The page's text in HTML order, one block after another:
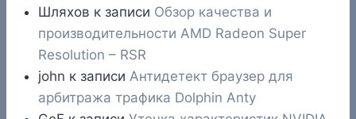
Шляхов к записи Обзор качества и
производительности AMD Radeon Super
Resolution – RSR
john к записи Антидетект браузер для
арбитража трафика Dolphin Anty